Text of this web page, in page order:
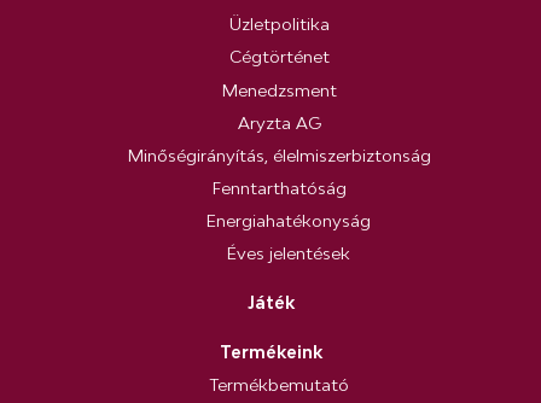
Üzletpolitika
Cégtörténet
Menedzsment
Aryzta AG
Minőségirányítás, élelmiszerbiztonság
Fenntarthatóság
Energiahatékonyság
Éves jelentések
Játék
Termékeink
Termékbemutató